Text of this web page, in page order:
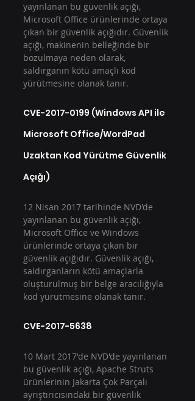
yayınlanan bu güvenlik açığı,
Microsoft Office ürünlerinde ortaya
çıkan bir güvenlik açığıdır. Güvenlik
açığı, makinenin belleğinde bir
bozulmaya neden olarak,
saldırganın kötü amaçlı kod
yürütmesine olanak tanır.
CVE-2017-0199 (Windows API ile
Microsoft Office/WordPad
Uzaktan Kod Yürütme Güvenlik
Açığı)
12 Nisan 2017 tarihinde NVD'de
yayınlanan bu güvenlik açığı,
Microsoft Office ve Windows
ürünlerinde ortaya çıkan bir
güvenlik açığıdır. Güvenlik açığı,
saldırganların kötü amaçlarla
oluşturulmuş bir belge aracılığıyla
kod yürütmesine olanak tanır.
CVE-2017-5638
10 Mart 2017'de NVD'de yayınlanan
bu güvenlik açığı, Apache Struts
ürünlerinin Jakarta Çok Parçalı
ayrıştırıcısındaki bir güvenlik